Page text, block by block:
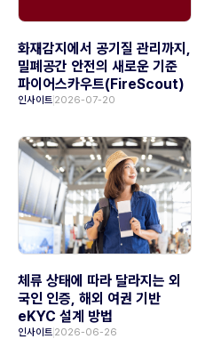
화재감지에서 공기질 관리까지,
밀폐공간 안전의 새로운 기준
파이어스카우트(FireScout)
인사이트 2026-07-20
체류 상태에 따라 달라지는 외
국인 인증, 해외 여권 기반
eKYC 설계 방법
인사이트 2026-06-26